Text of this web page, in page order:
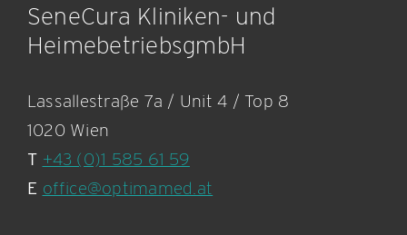
SeneCura Kliniken- und
HeimebetriebsgmbH
Lassallestraße 7a / Unit 4 / Top 8
1020 Wien
T +43 (0)1 585 61 59
E office@optimamed.at